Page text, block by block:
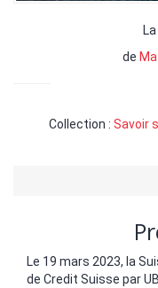
de
Collection : Savoir
Le 19 mars 2023, la
de Credit Suisse par